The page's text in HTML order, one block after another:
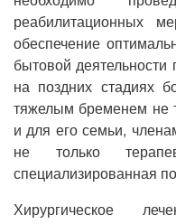
реабилитационных
обеспечение
бытовой
на поздних стадиях
тяжелым бременем не
и для его семьи,
не только
специализированная
Хирургическое